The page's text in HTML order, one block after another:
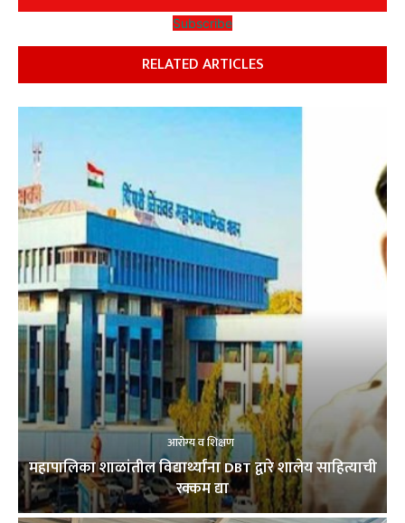
Subscribe
RELATED ARTICLES
आरोग्य व शिक्षण
महापालिका शाळांतील विद्यार्थ्यांना DBT द्वारे शालेय साहित्याची
रक्कम द्या